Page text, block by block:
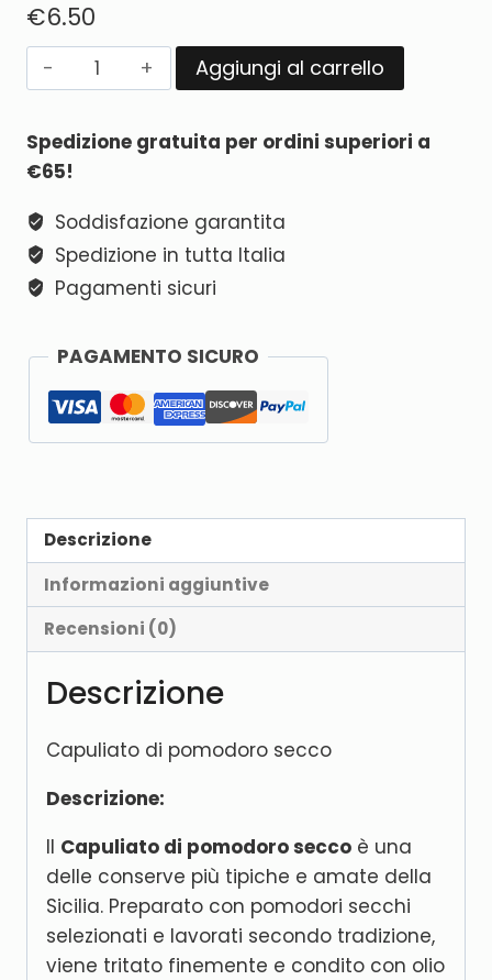
€6.50
Aggiungi al carrello
Spedizione gratuita per ordini superiori a
€65!
Soddisfazione garantita
Spedizione in tutta Italia
Pagamenti sicuri
PAGAMENTO SICURO
Descrizione
Informazioni aggiuntive
Recensioni (0)
Descrizione
Capuliato di pomodoro secco
Descrizione:
Il Capuliato di pomodoro secco è una
delle conserve più tipiche e amate della
Sicilia. Preparato con pomodori secchi
selezionati e lavorati secondo tradizione,
viene tritato finemente e condito con olio